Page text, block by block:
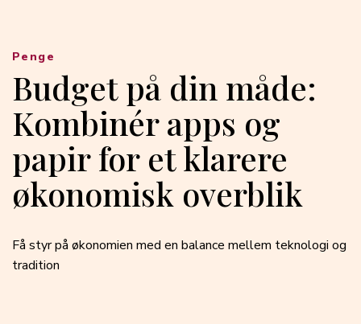
Budget på din måde:
Kombinér apps og
papir for et klarere
økonomisk overblik
Få styr på økonomien med en balance mellem teknologi og
tradition
Penge